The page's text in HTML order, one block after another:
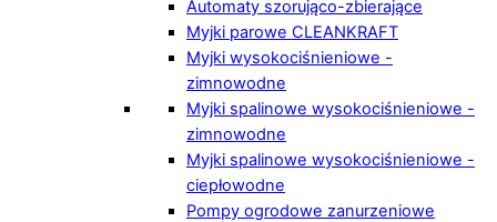
Automaty szorująco-zbierające
Myjki parowe CLEANKRAFT
Myjki wysokociśnieniowe -
zimnowodne
Myjki spalinowe wysokociśnieniowe -
zimnowodne
Myjki spalinowe wysokociśnieniowe -
ciepłowodne
Pompy ogrodowe zanurzeniowe